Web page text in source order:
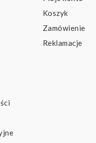
Koszyk
Zamówienie
Reklamacje